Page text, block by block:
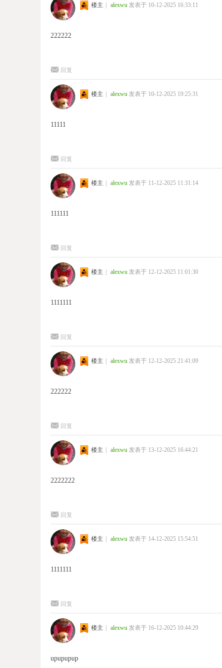
楼主 | alexwu 发表于 10-12-2025 16:33:11
222222
回复
楼主 | alexwu 发表于 10-12-2025 19:25:31
11111
回复
楼主 | alexwu 发表于 11-12-2025 11:31:14
111111
回复
楼主 | alexwu 发表于 12-12-2025 11:01:30
1111111
回复
楼主 | alexwu 发表于 12-12-2025 21:41:09
222222
回复
楼主 | alexwu 发表于 13-12-2025 16:44:21
2222222
回复
楼主 | alexwu 发表于 14-12-2025 15:54:51
1111111
回复
楼主 | alexwu 发表于 16-12-2025 10:44:29
upupupup